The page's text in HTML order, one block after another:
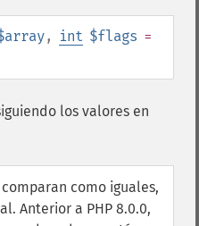
, int $flags =
los valores en
como iguales,
Anterior a PHP 8.0.0,